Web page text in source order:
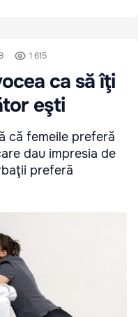
1 615
ca să îţi
eşti
că femeile preferă
dau impresia de
preferă